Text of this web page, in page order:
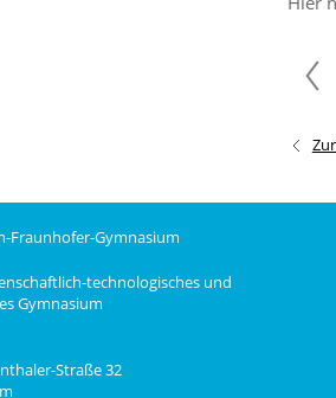
Fraunhofer-Gymnasium
technologisches und
Gymnasium
Straße 32